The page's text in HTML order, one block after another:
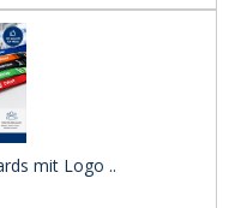
mit Logo ..